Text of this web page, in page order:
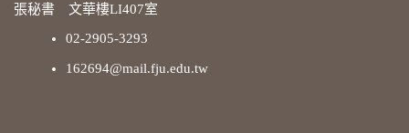
張秘書 文華樓LI407室
02-2905-3293
162694@mail.fju.edu.tw